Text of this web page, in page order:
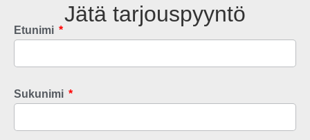
Jätä tarjouspyyntö
Etunimi
Sukunimi